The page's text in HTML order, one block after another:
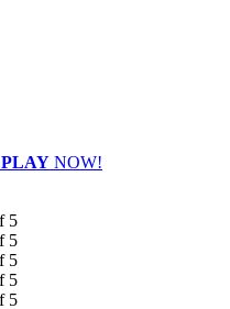
PLAY NOW!